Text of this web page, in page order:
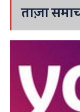
ताज़ा